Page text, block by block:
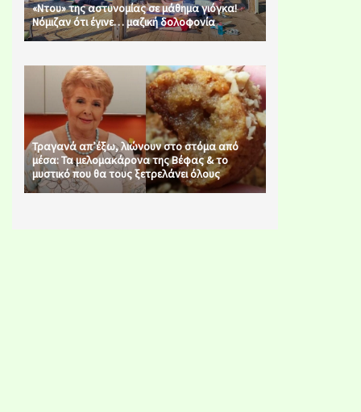
«Ντου» της αστυνομίας σε μάθημα γιόγκα!
Νόμιζαν ότι έγινε… μαζική δολοφονία
Τραγανά απ’έξω, λιώνουν στο στόμα από
μέσα: Τα μελομακάρονα της Βέφας & το
μυστικό που θα τους ξετρελάνει όλους